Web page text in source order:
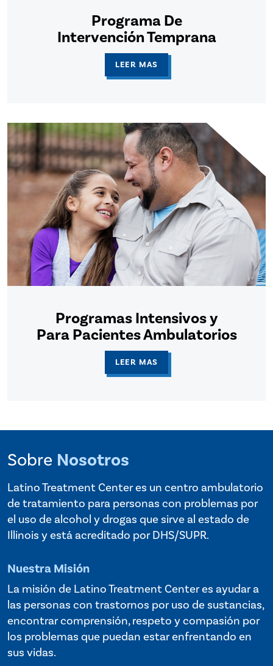
Programa De
Intervención Temprana
LEER MAS
Programas Intensivos y
Para Pacientes Ambulatorios
LEER MAS
Sobre Nosotros
Latino Treatment Center es un centro ambulatorio
de tratamiento para personas con problemas por
el uso de alcohol y drogas que sirve al estado de
Illinois y está acreditado por DHS/SUPR.
Nuestra Misión
La misión de Latino Treatment Center es ayudar a
las personas con trastornos por uso de sustancias,
encontrar comprensión, respeto y compasión por
los problemas que puedan estar enfrentando en
sus vidas.